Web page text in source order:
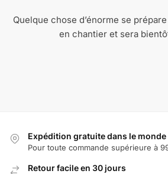
Quelque chose d’énorme se
en chantier et sera
Expédition gratuite dans le
Pour toute commande supérieure à
Retour facile en 30 jours